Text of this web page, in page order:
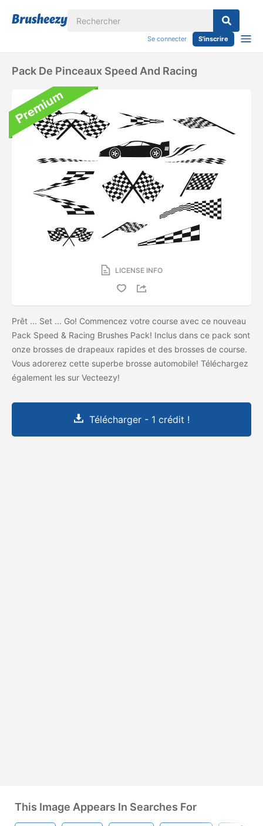
Se connecter S'inscrire
Pack De Pinceaux Speed ​​and Racing
LICENSE INFO
Prêt ... Set ... Go! Commencez votre course avec ce nouveau
Pack Speed ​​& Racing Brushes Pack! Inclus dans ce pack sont
onze brosses de drapeaux rapides et des brosses de course.
Vous adorerez cette superbe brosse automobile! Téléchargez
également les sur Vecteezy!
Télécharger - 1 crédit !
This Image Appears In Searches For